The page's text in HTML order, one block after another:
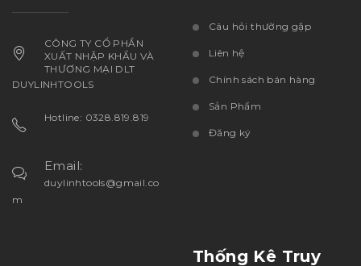
CÔNG TY CỔ PHẦN
XUẤT NHẬP KHẨU VÀ
THƯƠNG MẠI DLT
DUYLINHTOOLS
Hotline: 0328.819.819
Email:
duylinhtools@gmail.co
m
Câu hỏi thường gặp
Liên hệ
Chính sách bán hàng
Sản Phẩm
Đăng ký
Thống Kê Truy